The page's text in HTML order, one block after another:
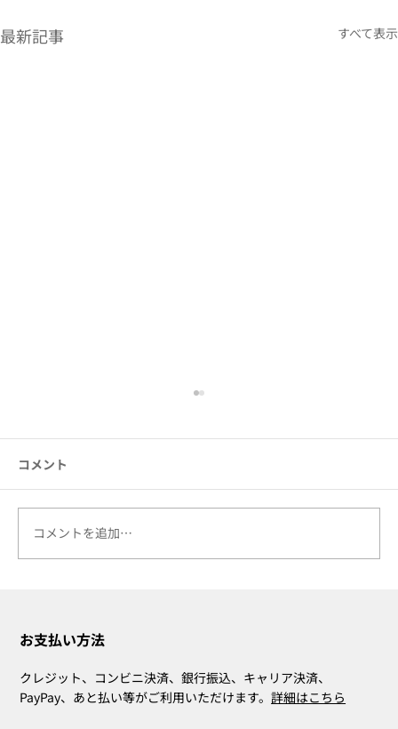
最新記事 すべて表示
2025年 日本の祝日
コメント
コメントを追加…
お支払い方法
クレジット、コンビニ決済、銀行振込、キャリア決済、
PayPay、あと払い等がご利用いただけます。詳細はこちら